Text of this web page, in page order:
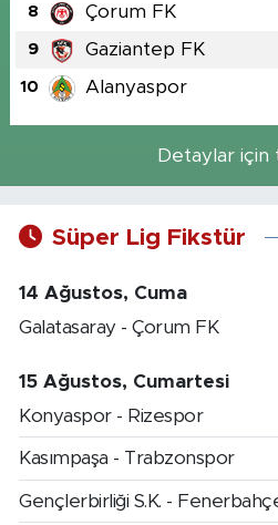
8 Çorum FK
9 Gaziantep FK
10 Alanyaspor
Detaylar için
Süper Lig Fikstür
14 Ağustos, Cuma
Galatasaray - Çorum FK
15 Ağustos, Cumartesi
Konyaspor - Rizespor
Kasımpaşa - Trabzonspor
Gençlerbirliği S.K. -